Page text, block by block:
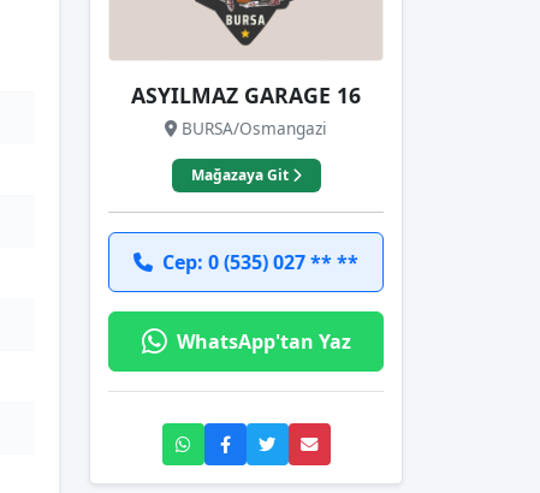
ASYILMAZ GARAGE 16
BURSA/Osmangazi
Mağazaya Git
Cep: 0 (535) 027 ** **
WhatsApp'tan Yaz